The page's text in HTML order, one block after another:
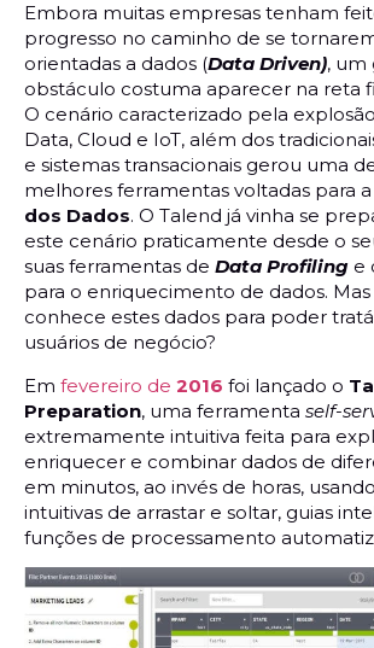
Embora muitas empresas tenham
progresso no caminho de se
orientadas a dados (Data Driven), um
obstáculo costuma aparecer na reta
O cenário caracterizado pela
Data, Cloud e IoT, além dos
e sistemas transacionais gerou uma
melhores ferramentas voltadas para a
dos Dados. O Talend já vinha se
este cenário praticamente desde o
suas ferramentas de Data Profiling e
para o enriquecimento de dados.
conhece estes dados para poder
usuários de negócio?
Em fevereiro de 2016 foi lançado o
Preparation, uma ferramenta self-
extremamente intuitiva feita para
enriquecer e combinar dados de
em minutos, ao invés de horas,
intuitivas de arrastar e soltar, guias
funções de processamento